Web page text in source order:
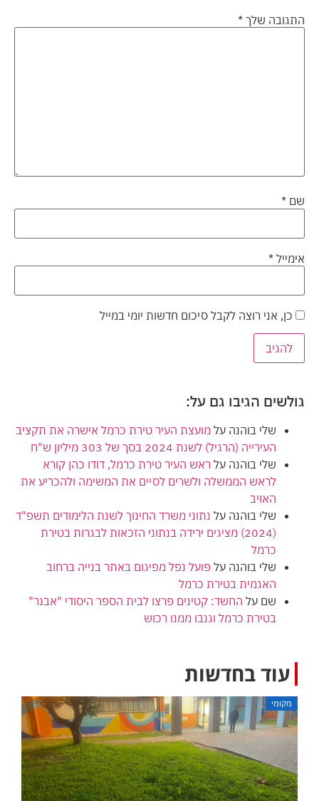
התגובה שלך *
שם *
אימייל *
כן, אני רוצה לקבל סיכום חדשות יומי במייל
גולשים הגיבו גם על:
שלי בוהנה על מועצת העיר טירת כרמל אישרה את תקציב
העירייה (הרגיל) לשנת 2024 בסך של 303 מיליון ש"ח
שלי בוהנה על ראש העיר טירת כרמל, דודו כהן קורא
לראש הממשלה ולשרים לסיים את המשימה ולהכריע את
האויב
שלי בוהנה על נתוני משרד החינוך לשנת הלימודים תשפ"ד
(2024) מציגים ירידה בנתוני הזכאות לבגרות בטירת
כרמל
שלי בוהנה על פועל נפל מפיגום באתר בנייה ברחוב
האגמית בטירת כרמל
שם על החשד: קטינים פרצו לבית הספר היסודי "אבנר"
בטירת כרמל וגנבו ממנו רכוש
עוד בחדשות
מקומי